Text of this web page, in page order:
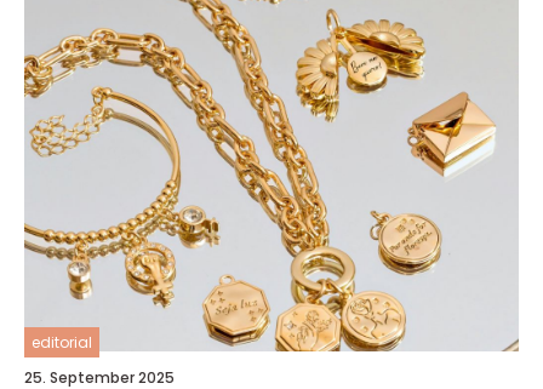
editorial
25. September 2025